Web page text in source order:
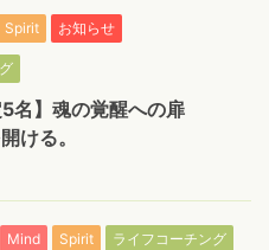
Spirit お知らせ
5名】魂の覚醒への扉
ける。
Mind Spirit ライフコーチング